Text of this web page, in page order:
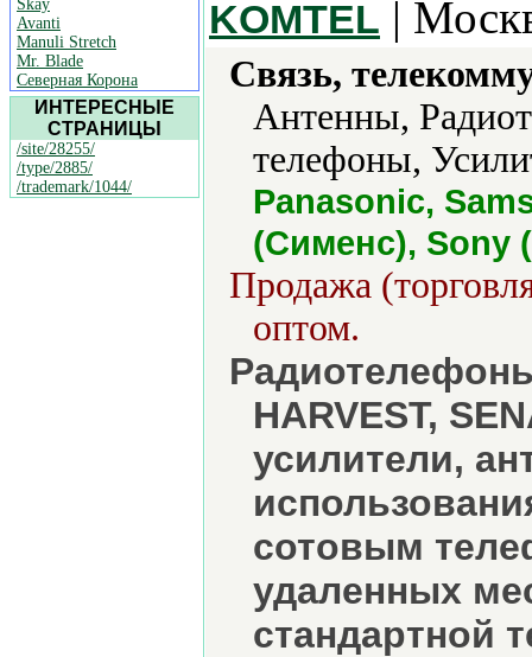
Skay
Avanti
Manuli Stretch
Mr. Blade
Северная Корона
ИНТЕРЕСНЫЕ
СТРАНИЦЫ
/site/28255/
/type/2885/
/trademark/1044/
KOMTEL |
Связь,
Антенны,
телефоны,
Panasonic,
(Сименс), Sony
Продажа
оптом.
HARVEST,
усилители,
сотовым
удаленных
стандартной